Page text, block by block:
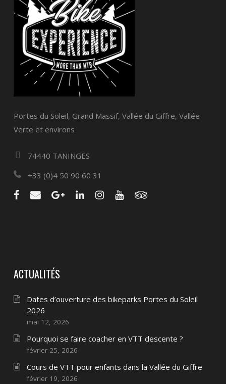
Portes du Soleil, Grand Massif, Vallée du Giffre, Vallée
Verte et environs
74440 TANINGES
+33 (0)4 50 90 60 31
ACTUALITÉS
Dates d’ouverture des bikeparks Portes du Soleil
2026
mai 12, 2026
Pourquoi se faire coacher en VTT descente ?
février 25, 2026
Cours de VTT pour enfants dans la Vallée du Giffre
février 19, 2026